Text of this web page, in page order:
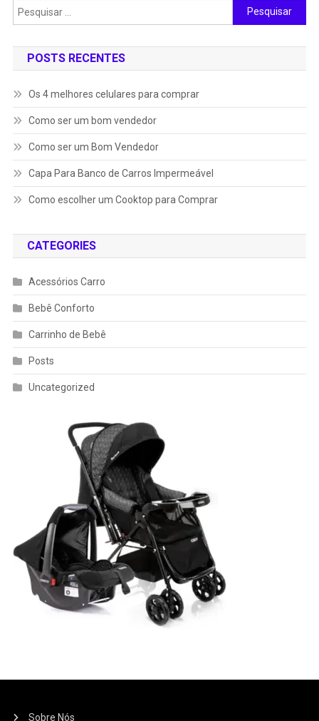
Pesquisar
por:
POSTS RECENTES
Os 4 melhores celulares para comprar
Como ser um bom vendedor
Como ser um Bom Vendedor
Capa Para Banco de Carros Impermeável
Como escolher um Cooktop para Comprar
CATEGORIES
Acessórios Carro
Bebê Conforto
Carrinho de Bebê
Posts
Uncategorized
Sobre Nós